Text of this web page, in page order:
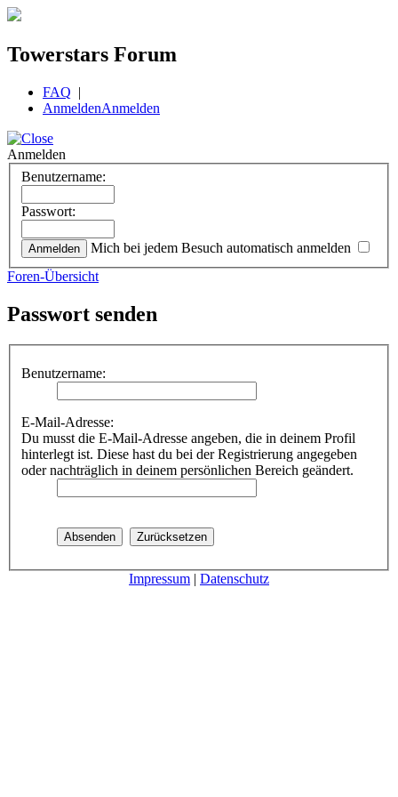
Towerstars Forum
FAQ |
AnmeldenAnmelden
Anmelden
Benutzername:
Passwort:
Mich bei jedem Besuch automatisch anmelden
Foren-Übersicht
Passwort senden
Benutzername:
E-Mail-Adresse:
Du musst die E-Mail-Adresse angeben, die in deinem Profil
hinterlegt ist. Diese hast du bei der Registrierung angegeben
oder nachträglich in deinem persönlichen Bereich geändert.
Impressum | Datenschutz